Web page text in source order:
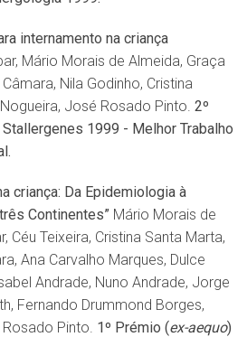
internamento na criança
Mário Morais de Almeida, Graça
Nila Godinho, Cristina
José Rosado Pinto. 2º
1999 - Melhor Trabalho
criança: Da Epidemiologia à
Continentes” Mário Morais de
Céu Teixeira, Cristina Santa Marta,
Ana Carvalho Marques, Dulce
Andrade, Nuno Andrade, Jorge
Fernando Drummond Borges,
Pinto. 1º Prémio (ex-aequo)